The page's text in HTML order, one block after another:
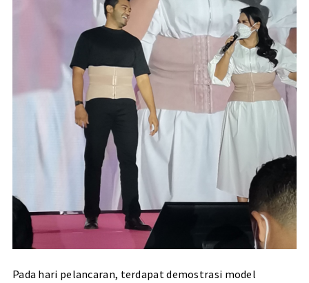
Pada hari pelancaran, terdapat demostrasi model